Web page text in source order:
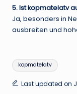
5. Ist kopmatelatv
Ja, besonders in
ausbreiten und
Tags:
kopmatelatv
Last updated on